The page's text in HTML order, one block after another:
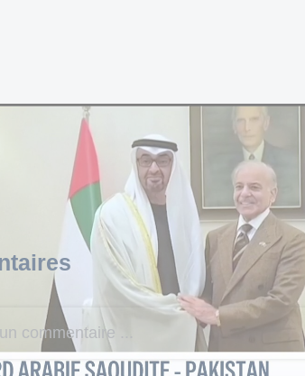
saoudite - Pakistan : la Turquie envisage de
a reçu 49 commentaires
commentaire ...